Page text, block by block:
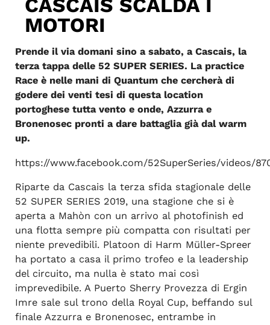
CASCAIS SCALDA I
MOTORI
Prende il via domani sino a sabato, a Cascais, la
terza tappa delle 52 SUPER SERIES. La practice
Race è nelle mani di Quantum che cercherà di
godere dei venti tesi di questa location
portoghese tutta vento e onde, Azzurra e
Bronenosec pronti a dare battaglia già dal warm
up.
https://www.facebook.com/52SuperSeries/videos/
Riparte da Cascais la terza sfida stagionale delle
52 SUPER SERIES 2019, una stagione che si è
aperta a Mahòn con un arrivo al photofinish ed
una flotta sempre più compatta con risultati per
niente prevedibili. Platoon di Harm Müller-Spreer
ha portato a casa il primo trofeo e la leadership
del circuito, ma nulla è stato mai così
imprevedibile. A Puerto Sherry Provezza di Ergin
Imre sale sul trono della Royal Cup, beffando sul
finale Azzurra e Bronenosec, entrambe in